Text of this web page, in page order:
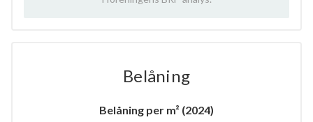
Belåning
Belåning per m² (2024)